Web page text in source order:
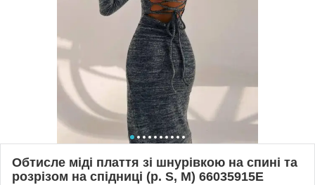
Обтисле міді плаття зі шнурівкою на спині та
розрізом на спідниці (р. S, M) 66035915Е